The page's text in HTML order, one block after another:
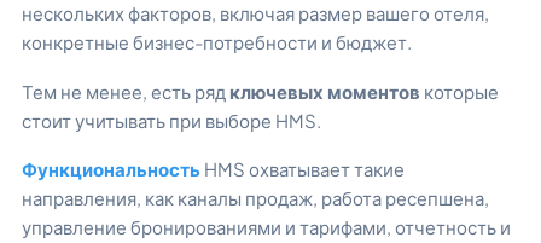
нескольких факторов, включая размер вашего отеля,
конкретные бизнес-потребности и бюджет.
Тем не менее, есть ряд ключевых моментов которые
стоит учитывать при выборе HMS.
Функциональность HMS охватывает такие
направления, как каналы продаж, работа ресепшена,
управление бронированиями и тарифами, отчетность и